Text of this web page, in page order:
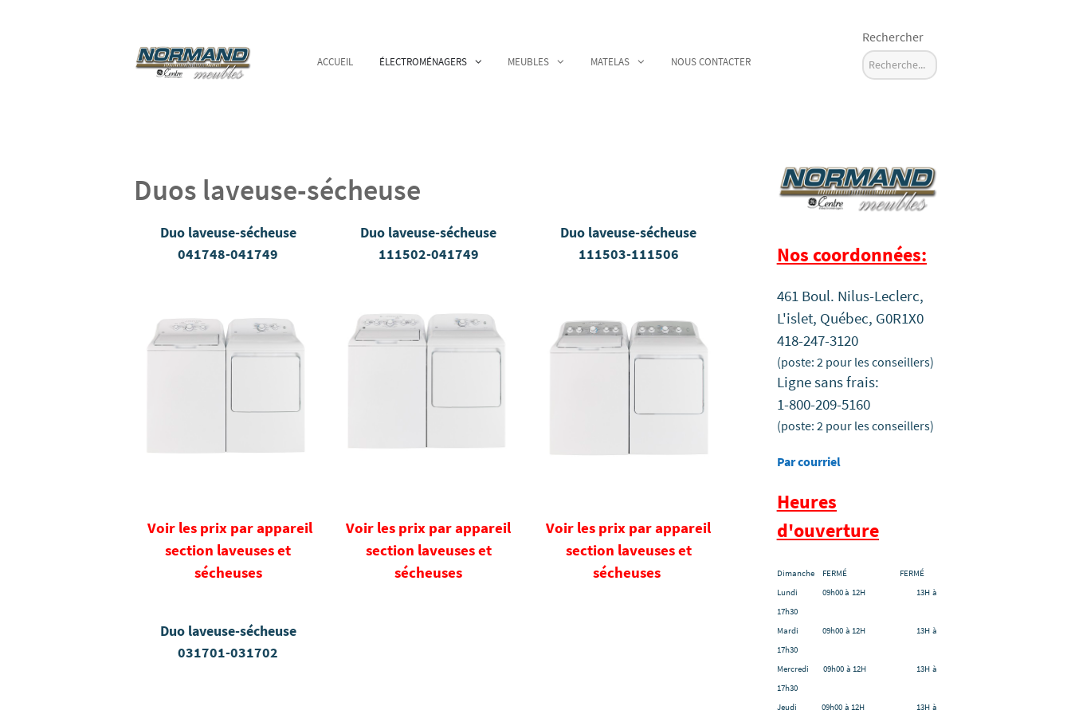
ACCUEIL ÉLECTROMÉNAGERS MEUBLES MATELAS NOUS CONTACTER
Rechercher
Duos laveuse-sécheuse
Duo laveuse-sécheuse
041748-041749
Voir les prix par appareil
section laveuses et
sécheuses
Duo laveuse-sécheuse
111502-041749
Voir les prix par appareil
section laveuses et
sécheuses
Duo laveuse-sécheuse
111503-111506
Voir les prix par appareil
section laveuses et
sécheuses
Duo laveuse-sécheuse
031701-031702
Nos coordonnées:
461 Boul. Nilus-Leclerc,
L'islet, Québec, G0R1X0
418-247-3120
(poste: 2 pour les conseillers)
Ligne sans frais:
1-800-209-5160
(poste: 2 pour les conseillers)
Par courriel
Heures
d'ouverture
Dimanche FERMÉ FERMÉ
Lundi 09h00 à 12H 13H à
17h30
Mardi 09h00 à 12H 13H à
17h30
Mercredi 09h00 à 12H 13H à
17h30
Jeudi 09h00 à 12H 13H à